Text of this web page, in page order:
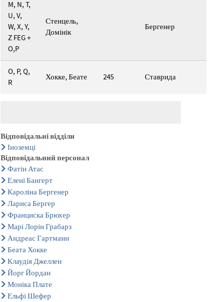
M, N, T,
U, V,
W, X, Y,
Z FEG +
O,P
Стенцель,
Домінік
Бергенер
O, P, Q,
R
Хокке, Беате 245 Ставрида
Відповідальні відділи
Іноземці
Відповідальний персонал
Фатін Атас
Елені Бангерт
Кароліна Бергенер
Лариса Бергер
Франциска Брюхер
Марі Лорін Грабарз
Андреас Гартманн
Беата Хокке
Клаудія Джеллен
Йорг Йордан
Моніка Плате
Ельфі Шефер